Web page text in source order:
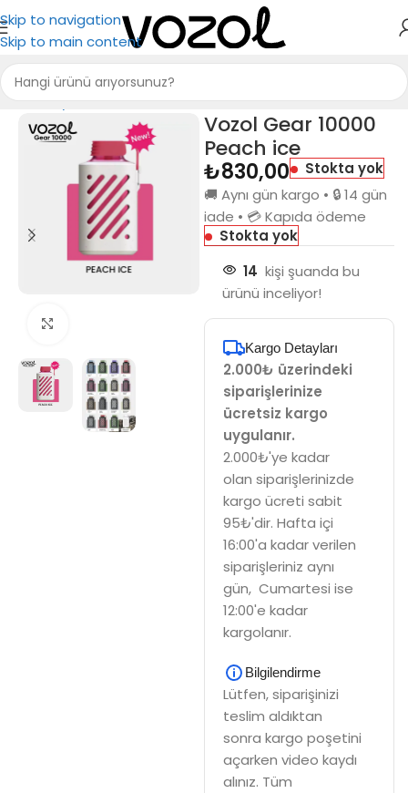
Skip to navigation
Skip to main content
Ana Sayfa Puff Bar
Vozol Gear 10000
Peach ice
₺830,00
Stokta yok
🚚 Aynı gün kargo • 🔒 14 gün
iade • 💳 Kapıda ödeme
Stokta yok
14 kişi şuanda bu
ürünü inceliyor!
Kargo Detayları
2.000₺ üzerindeki
siparişlerinize
ücretsiz kargo
uygulanır.
2.000₺'ye kadar
olan siparişlerinizde
kargo ücreti sabit
95₺'dir. Hafta içi
16:00'a kadar verilen
siparişleriniz aynı
gün, Cumartesi ise
12:00'e kadar
kargolanır.
Bilgilendirme
Lütfen, siparişinizi
teslim aldıktan
sonra kargo poşetini
açarken video kaydı
alınız. Tüm